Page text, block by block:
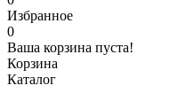
Избранное
0
Ваша корзина пуста!
Корзина
Каталог